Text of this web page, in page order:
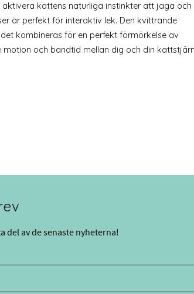
kattens naturliga instinkter att jaga och
är perfekt för interaktiv lek. Den kvittrande
kombineras för en perfekt förmörkelse av
och bandtid mellan dig och din
del av de senaste nyheterna!